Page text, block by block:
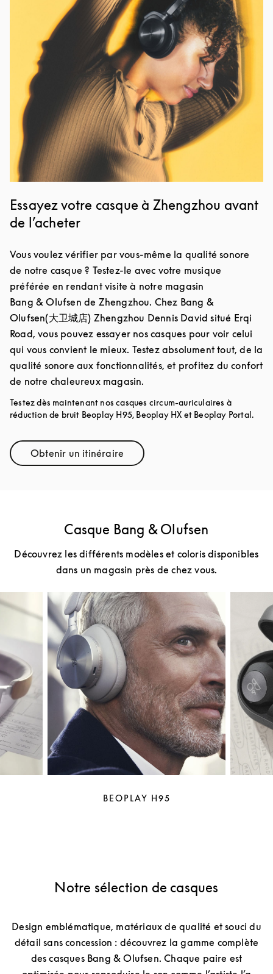
Essayez votre casque à Zhengzhou avant
de l’acheter
Vous voulez vérifier par vous-même la qualité sonore
de notre casque ? Testez-le avec votre musique
préférée en rendant visite à notre magasin
Bang & Olufsen de Zhengzhou. Chez Bang &
Olufsen(大卫城店) Zhengzhou Dennis David situé Erqi
Road, vous pouvez essayer nos casques pour voir celui
qui vous convient le mieux. Testez absolument tout, de la
qualité sonore aux fonctionnalités, et profitez du confort
de notre chaleureux magasin.
Testez dès maintenant nos casques circum-auriculaires à
réduction de bruit Beoplay H95, Beoplay HX et Beoplay Portal.
Obtenir un itinéraireLink Opens in New Tab
Casque Bang & Olufsen
Découvrez les différents modèles et coloris disponibles
dans un magasin près de chez vous.
BEOPLAY H95
Notre sélection de casques
Design emblématique, matériaux de qualité et souci du
détail sans concession : découvrez la gamme complète
des casques Bang & Olufsen. Chaque paire est